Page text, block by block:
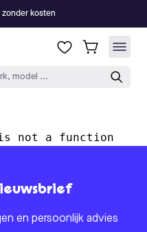
kosten
model ...
not a function
en persoonlijk advies